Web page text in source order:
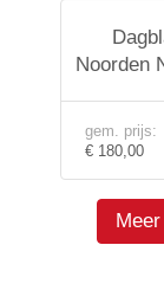
Noorden
gem. prijs:
€ 180,00